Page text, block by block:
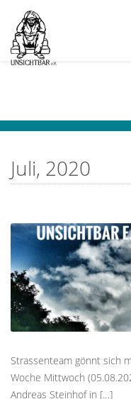
Juli, 2020
Strassenteam gönnt sich
Woche Mittwoch
Andreas Steinhof in […]